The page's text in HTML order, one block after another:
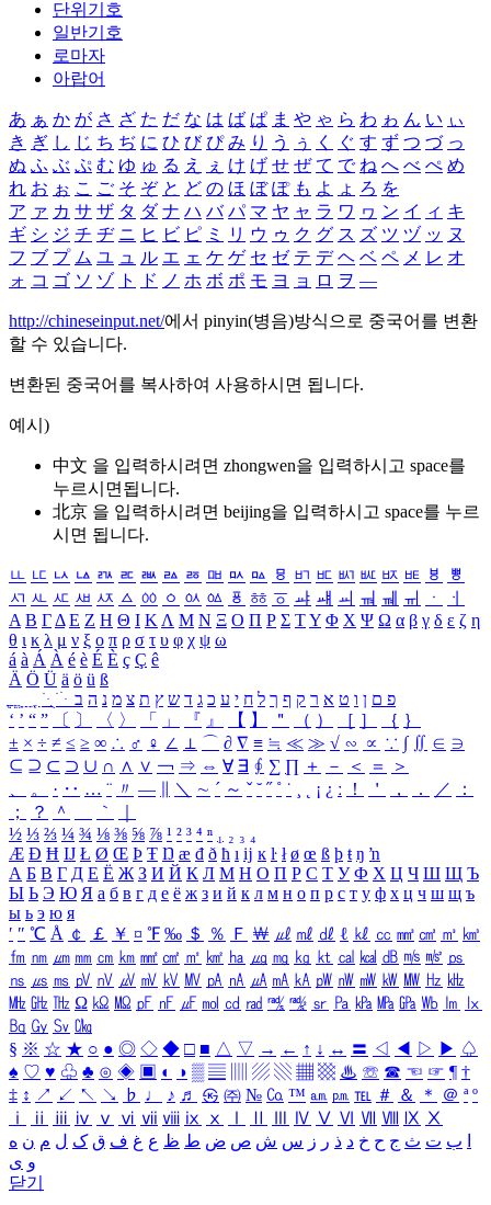
단위기호
일반기호
로마자
아랍어
あ ぁ か が さ ざ た だ な は ば ぱ ま や ゃ ら わ ゎ ん い ぃ
き ぎ し じ ち ぢ に ひ び ぴ み り う ぅ く ぐ す ず つ づ っ
ぬ ふ ぶ ぷ む ゆ ゅ る え ぇ け げ せ ぜ て で ね へ べ ぺ め
れ お ぉ こ ご そ ぞ と ど の ほ ぼ ぽ も よ ょ ろ を
ア ァ カ サ ザ タ ダ ナ ハ バ パ マ ヤ ャ ラ ワ ヮ ン イ ィ キ
ギ シ ジ チ ヂ ニ ヒ ビ ピ ミ リ ウ ゥ ク グ ス ズ ツ ヅ ッ ヌ
フ ブ プ ム ユ ュ ル エ ェ ケ ゲ セ ゼ テ デ ヘ ベ ペ メ レ オ
ォ コ ゴ ソ ゾ ト ド ノ ホ ボ ポ モ ヨ ョ ロ ヲ ―
http://chineseinput.net/에서 pinyin(병음)방식으로 중국어를 변환
할 수 있습니다.
변환된 중국어를 복사하여 사용하시면 됩니다.
예시)
中文 을 입력하시려면 zhongwen을 입력하시고 space를
누르시면됩니다.
北京 을 입력하시려면 beijing을 입력하시고 space를 누르
시면 됩니다.
ㅥ ㅦ ㅧ ㅨ ㅩ ㅪ ㅫ ㅬ ㅭ ㅮ ㅯ ㅰ ㅱ ㅲ ㅳ ㅴ ㅵ ㅶ ㅷ ㅸ
ㅹ
ㅺ ㅻ ㅼ ㅽ ㅾ ㅿ ㆀ ㆁ ㆂ ㆃ ㆄ ㆅ ㆆ ㆇ ㆈ ㆉ ㆊ ㆋ ㆌ ㆍ
ㆎ
Α Β ΓΔ Ε Ζ Η Θ Ι ΚΛ Μ Ν Ξ Ο Π Ρ Σ ΤΥ Φ Χ Ψ Ω α β γ δ ε ζ η
θ ι κ λ μ ν ξ ο π ρ σ τ υ φ χ ψ ω
á à Á À é è É È ç Ç ê
Ä Ö Ü ä ö ü ß
ִֶֹ ֻּ ׁׂ פ ם ן ו ט א ר ק ף ך ל ח י ע כ ג ד ש ץ ת צ מ נ ה ב
‘ ’ “ ” 〔 〕 〈 〉 「 」 『 』 【 】 ＂ （ ） ［ ］ ｛ ｝
± × ÷ ≠ ≤ ≥ ∞ ∴ ♂ ♀ ∠ ⊥ ⌒ ∂ ∇ ≡ ≒ ≪ ≫ √ ∽ ∝ ∵ ∫ ∬ ∈ ∋
⊆ ⊇ ⊂ ⊃ ∪ ∩ ∧ ∨ ￢ ⇒ ⇔ ∀ ∃ ∮ ∑ ∏ ＋ － ＜ ＝
＞
、
。 · ‥ … ¨ 〃 ― ＼ ∼ ´ ～ ˇ ˘ ˝ ˚ ˙ ¸ ¡ ¿ ː ！ ＇ ， ． ／
：
；
？ ＾ ｀
½ ⅓ ⅔ ¼ ¾ ⅛ ⅜ ⅝ ⅞ ¹ ² ³ ⁴ ⁿ ₁ ₂ ₃ ₄
Æ Ð Ħ Ĳ Ł Ø Œ Þ Ŧ Ŋ æ đ ð ħ ı ĳ ĸ ŀ ł ø œ ß þ ŧ ŋ ŉ
А Б В Г Д Е Ё Ж З И Й К Л М Н О П Р С Т У Ф Х Ц Ч Ш Щ Ъ
Ы Ь Э Ю Я а б в г д е ё ж з и й к л м н о п р с т у ф х ц ч ш щ ъ
ы ь э ю я
′ ″ ℃ Å ￠ ￡ ￥ ¤ ℉ ‰ ＄ ％ Ｆ ￦ ㎕ ㎖ ㎗ ℓ ㎘ ㏄ ㎣ ㎤ ㎥ ㎦
㎙ ㎚ ㎛ ㎜ ㎝ ㎞ ㎟ ㎠ ㎡ ㎢ ㏊ ㎍ ㎎ ㎏ ㏏ ㎈ ㎉ ㏈ ㎧ ㎨ ㎰
㎱ ㎲ ㎳ ㎴ ㎵ ㎶ ㎷ ㎸ ㎹ ㎀ ㎁ ㎂ ㎃ ㎄ ㎺ ㎻ ㎽ ㎾ ㎿ ㎐ ㎑
㎒ ㎓ ㎔ Ω ㏀ ㏁ ㎊ ㎋ ㎌ ㏖ ㏅ ㎭ ㎮ ㎯ ㏛ ㎩ ㎪ ㎫ ㎬ ㏝ ㏐
㏓
㏃ ㏉ ㏜ ㏆
§ ※ ☆ ★ ○ ● ◎ ◇ ◆ □ ■ △ ▽ → ← ↑ ↓ ↔ 〓 ◁ ◀ ▷ ▶ ♤
♠ ♡ ♥ ♧ ♣ ⊙ ◈ ▣ ◐ ◑ ▒ ▤ ▨ ▧ ▦ ▩ ♨ ☏ ☎ ☜ ☞ ¶ †
‡ ↕ ↗ ↙ ↖ ↘ ♭ ♩ ♪ ♬ ㉿ ㈜ № ㏇ ™ ㏂ ㏘ ℡ ＃ ＆ ＊ ＠ ª º
ⅰ
ⅱ ⅲ ⅳ ⅴ ⅵ ⅶ ⅷ ⅸ ⅹ Ⅳ Ⅴ Ⅵ Ⅶ Ⅷ Ⅸ Ⅹ
ب ت ث ج ح خ د ذ ر ز س ش ص ض ط ظ ع غ ف ق ک ل م ن ه
و ی
닫기